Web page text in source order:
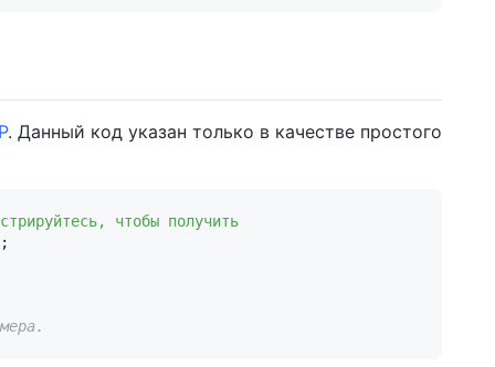
. Данный код указан только в качестве простого
чтобы получить